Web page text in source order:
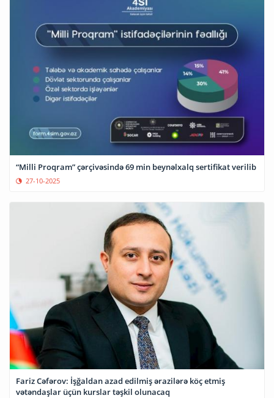
“Milli Proqram” çərçivəsində 69 min beynəlxalq sertifikat verilib
27-10-2025
Fariz Cəfərov: İşğaldan azad edilmiş ərazilərə köç etmiş
vətəndaşlar üçün kurslar təşkil olunacaq